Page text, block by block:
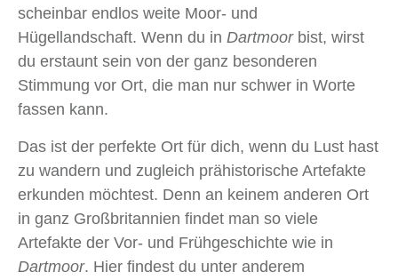
scheinbar endlos weite Moor- und
Hügellandschaft. Wenn du in Dartmoorbist, wirst
du erstaunt sein von der ganz besonderen
Stimmung vor Ort, die man nur schwer in Worte
fassen kann.
Das ist der perfekte Ort für dich, wenn du Lust hast
zu wandern und zugleich prähistorische Artefakte
erkunden möchtest. Denn an keinem anderen Ort
in ganz Großbritannien findet man so viele
Artefakte der Vor- und Frühgeschichte wie in
Dartmoor. Hier findest du unter anderem